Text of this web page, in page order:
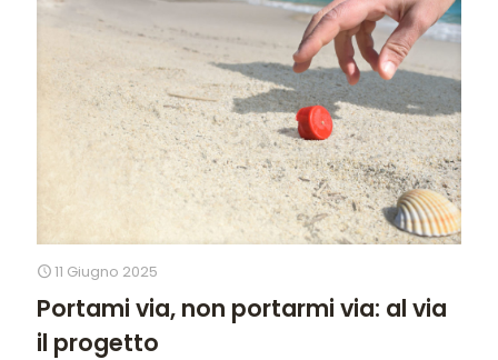
11 Giugno 2025
Portami via, non portarmi via: al via
il progetto